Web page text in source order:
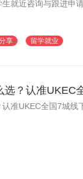
就近咨询与跟进申请
享 留学就业
选？认准UKEC
准UKEC全国7城线